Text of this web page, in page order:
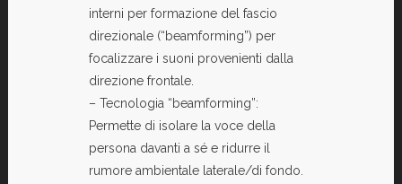
interni per formazione del fascio
direzionale (“beamforming”) per
focalizzare i suoni provenienti dalla
direzione frontale.
– Tecnologia “beamforming”:
Permette di isolare la voce della
persona davanti a sé e ridurre il
rumore ambientale laterale/di fondo.